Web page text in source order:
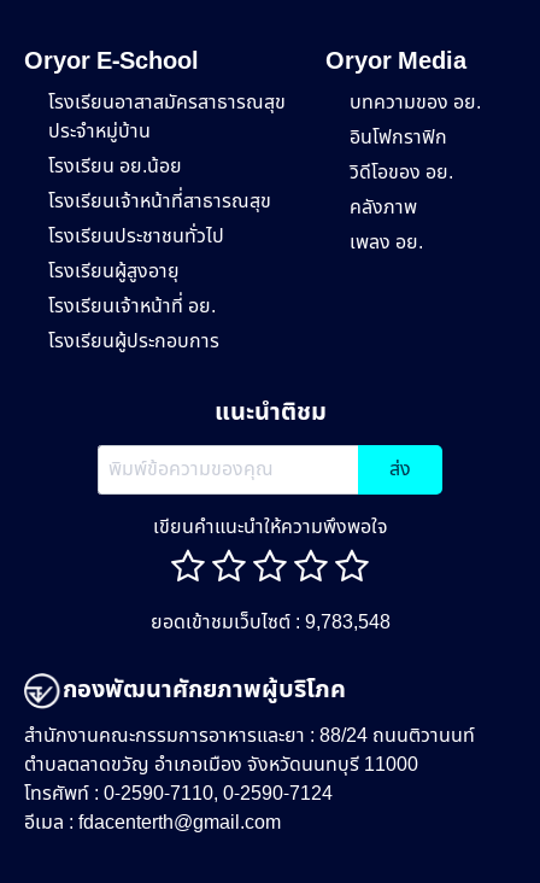
Oryor E-School
โรงเรียนอาสาสมัครสาธารณสุข
ประจำหมู่บ้าน
โรงเรียน อย.น้อย
โรงเรียนเจ้าหน้าที่สาธารณสุข
โรงเรียนประชาชนทั่วไป
โรงเรียนผู้สูงอายุ
โรงเรียนเจ้าหน้าที่ อย.
โรงเรียนผู้ประกอบการ
Oryor Media
บทความของ อย.
อินโฟกราฟิก
วิดีโอของ อย.
คลังภาพ
เพลง อย.
แนะนำติชม
ส่ง
เขียนคำแนะนำให้ความพึงพอใจ
ยอดเข้าชมเว็บไซต์ : 9,783,548
กองพัฒนาศักยภาพผู้บริโภค
สำนักงานคณะกรรมการอาหารและยา : 88/24 ถนนติวานนท์
ตำบลตลาดขวัญ อำเภอเมือง จังหวัดนนทบุรี 11000
โทรศัพท์ : 0-2590-7110, 0-2590-7124
อีเมล : fdacenterth@gmail.com